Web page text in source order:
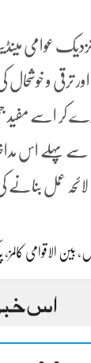
عوامی
ترقی و
دے کر اسے
پہلے اس
عمل بنانے
، بین الاقوامی کالمز،
اس